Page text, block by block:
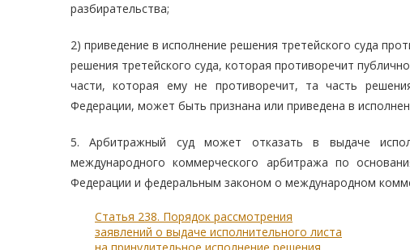
разбирательства;
2) приведение в исполнение решения третейского суда
решения третейского суда, которая противоречит
части, которая ему не противоречит, та часть
Федерации, может быть признана или приведена в
5. Арбитражный суд может отказать в выдаче
международного коммерческого арбитража по
Федерации и федеральным законом о международном
Статья 238. Порядок рассмотрения
заявлений о выдаче исполнительного листа